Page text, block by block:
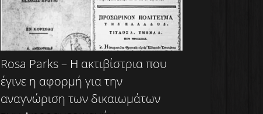
Rosa Parks – Η ακτιβίστρια που
έγινε η αφορμή για την
αναγνώριση των δικαιωμάτων